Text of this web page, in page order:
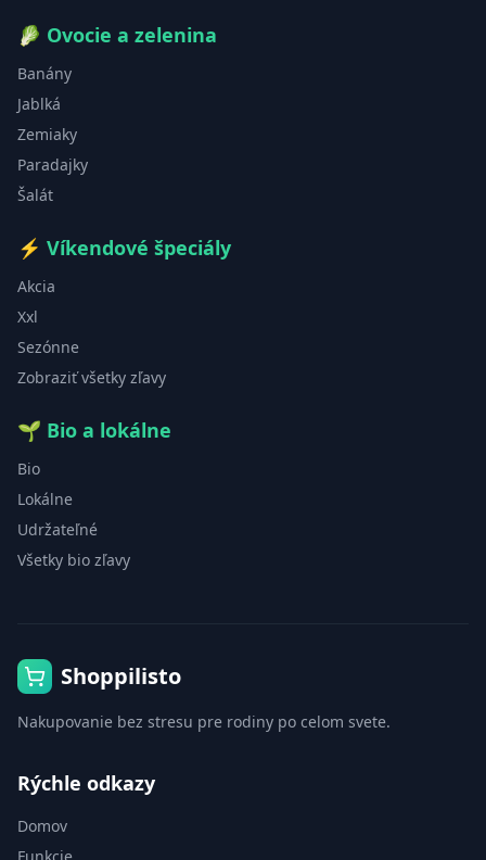
🥬 Ovocie a zelenina
Banány
Jablká
Zemiaky
Paradajky
Šalát
⚡ Víkendové špeciály
Akcia
Xxl
Sezónne
Zobraziť všetky zľavy
🌱 Bio a lokálne
Bio
Lokálne
Udržateľné
Všetky bio zľavy
Shoppilisto
Nakupovanie bez stresu pre rodiny po celom svete.
Rýchle odkazy
Domov